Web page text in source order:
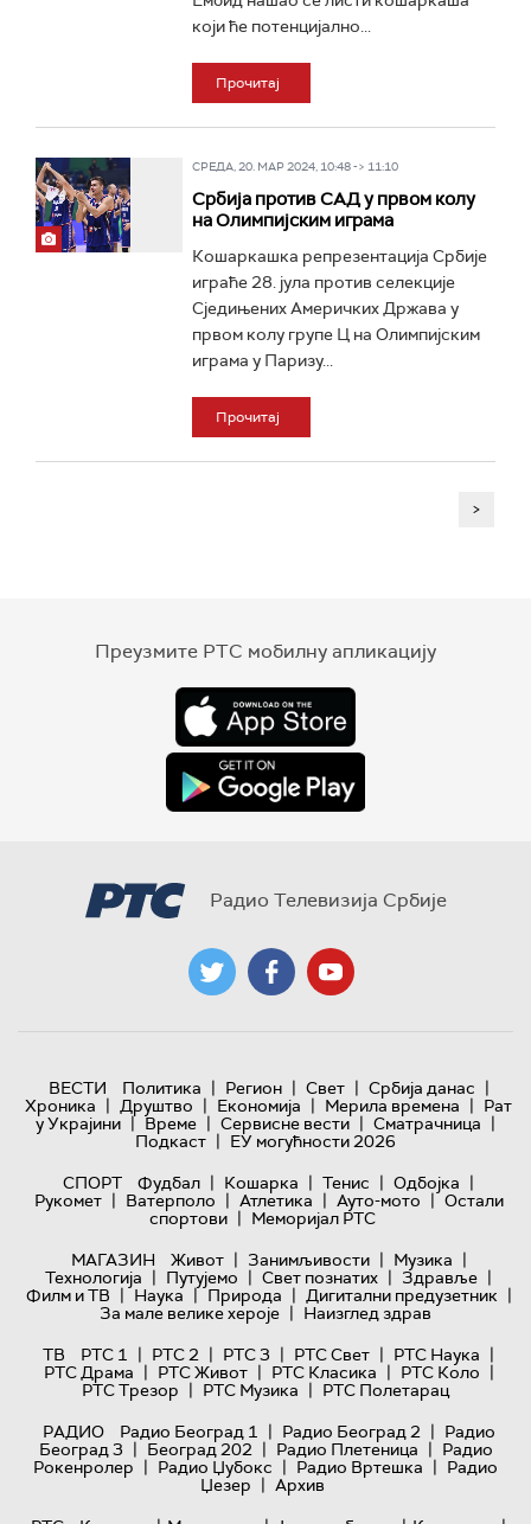
који ће потенцијално...
Прочитај
СРЕДА, 20. МАР 2024, 10:48 -> 11:10
Србија против САД у првом колу
на Олимпијским играма
Кошаркашка репрезентација Србије
играће 28. јула против селекције
Сједињених Америчких Држава у
првом колу групе Ц на Олимпијским
играма у Паризу...
Прочитај
>
Преузмите РТС мобилну апликацију
Радио Телевизија Србије
ВЕСТИ Политика | Регион | Свет | Србија данас |
Хроника | Друштво | Економија | Мерила времена | Рат
у Украјини | Време | Сервисне вести | Сматрачница |
Подкаст | ЕУ могућности 2026
СПОРТ
Фудбал | Кошарка | Тенис | Одбојка |
Рукомет | Ватерполо | Атлетика | Ауто-мото | Остали
спортови | Меморијал РТС
МАГАЗИН
Живот | Занимљивости | Музика |
Технологијa | Путујемо | Свет познатих | Здравље |
Филм и ТВ | Наука | Природа | Дигитални предузетник |
За мале велике хероје | Наизглед здрав
ТВ
РТС 1 | РТС 2 | РТС 3 | РТС Свет | РТС Наука |
РТС Драма | РТС Живот | РТС Класика | РТС Коло |
РТС Трезор | РТС Музика | РТС Полетарац
РАДИО
Радио Београд 1 | Радио Београд 2 | Радио
Београд 3 | Београд 202 | Радио Плетеница | Радио
Рокенролер | Радио Џубокс | Радио Вртешка | Радио
Џезер | Архив